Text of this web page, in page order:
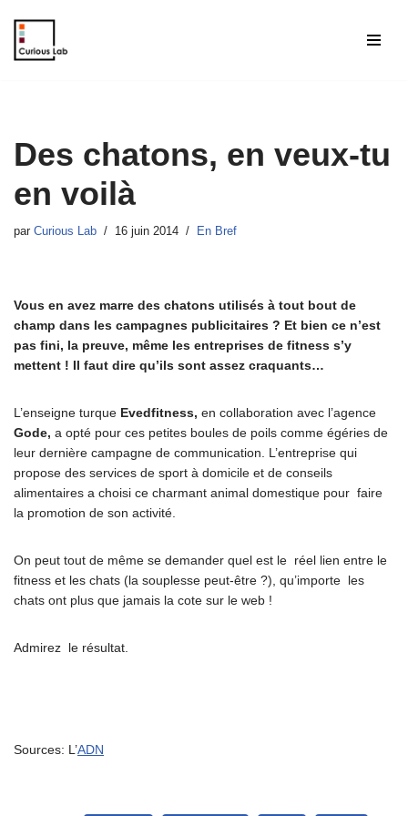
Aller
Des chatons, en veux-tu
en voilà
par Curious Lab 16 juin 2014 En Bref
Vous en avez marre des chatons utilisés à tout bout de
champ dans les campagnes publicitaires ? Et bien ce n’est
pas fini, la preuve, même les entreprises de fitness s’y
mettent ! Il faut dire qu’ils sont assez craquants…
L’enseigne turque Evedfitness, en collaboration avec l’agence
Gode, a opté pour ces petites boules de poils comme égéries de
leur dernière campagne de communication. L’entreprise qui
propose des services de sport à domicile et de conseils
alimentaires a choisi ce charmant animal domestique pour faire
la promotion de son activité.
On peut tout de même se demander quel est le réel lien entre le
fitness et les chats (la souplesse peut-être ?), qu’importe les
chats ont plus que jamais la cote sur le web !
Admirez le résultat.
Sources: L’ADN